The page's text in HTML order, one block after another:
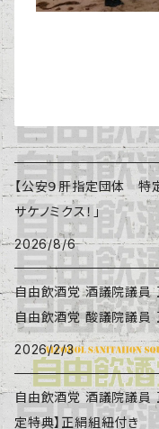
【公安９肝指定団体 特
サケノミクス！」
2026/8/6
自由飲酒党 酒議院議員
自由飲酒党 酸議院議員
2026/2/3
自由飲酒党 酒議院議員
定特典】正絹組紐付き